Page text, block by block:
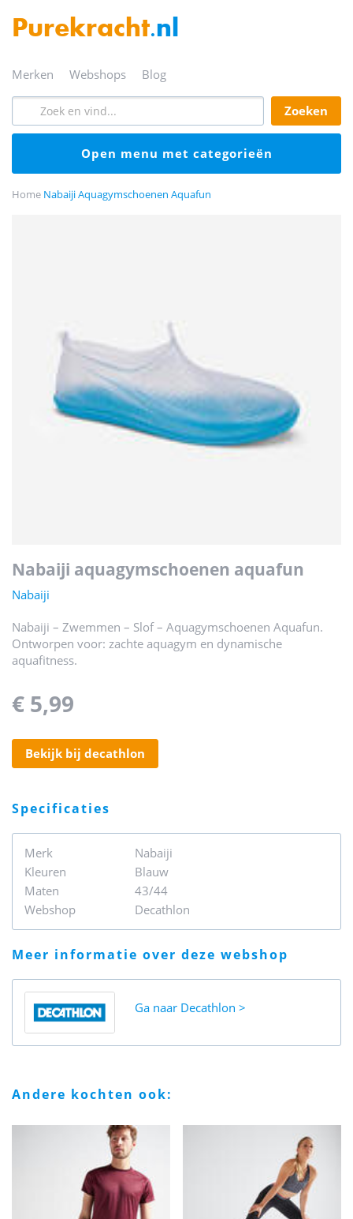
Purekracht.nl
merken webshops blog
zoeken
open menu met categorieën
Home Nabaiji Aquagymschoenen Aquafun
nabaiji aquagymschoenen aquafun
Nabaiji
Nabaiji – Zwemmen – Slof – Aquagymschoenen Aquafun.
Ontworpen voor: zachte aquagym en dynamische
aquafitness.
€ 5,99
bekijk bij decathlon
specificaties
Merk
Nabaiji
Kleuren
Blauw
Maten
43/44
Webshop
Decathlon
meer informatie over deze webshop
Ga naar Decathlon
andere kochten ook: